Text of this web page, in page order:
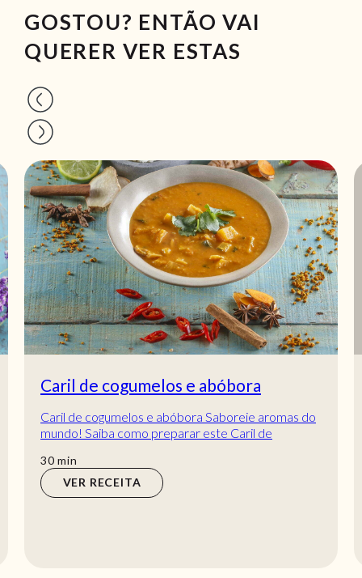
GOSTOU? ENTÃO VAI
QUERER VER ESTAS
Caril de cogumelos e abóbora
Caril de cogumelos e abóbora Saboreie aromas do
mundo! Saiba como preparar este Caril de
vegetai...
30min
min
VER RECEITA